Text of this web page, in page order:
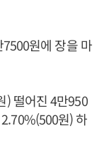
원에 장을 마
) 떨어진 4만950
원) 하